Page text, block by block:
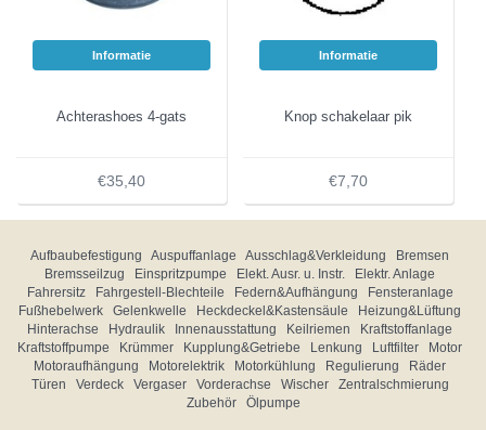
Informatie
Achterashoes 4-gats
€35,40
Informatie
Knop schakelaar pik
€7,70
Aufbaubefestigung Auspuffanlage Ausschlag&Verkleidung
Bremsen
Bremsseilzug
Einspritzpumpe Elekt. Ausr. u. Instr.
Elektr. Anlage
Fahrersitz
Fahrgestell-Blechteile Federn&Aufhängung
Fensteranlage
Fußhebelwerk
Gelenkwelle Heckdeckel&Kastensäule
Heizung&Lüftung
Hinterachse
Hydraulik Innenausstattung Keilriemen
Kraftstoffanlage
Kraftstoffpumpe
Krümmer Kupplung&Getriebe Lenkung Luftfilter
Motor
Motoraufhängung
Motorelektrik Motorkühlung Regulierung
Räder
Türen
Verdeck Vergaser Vorderachse Wischer
Zentralschmierung
Zubehör
Ölpumpe